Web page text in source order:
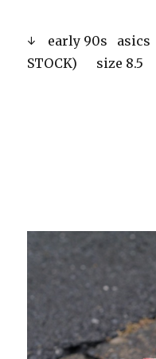
↓ early 90s asics
STOCK) size